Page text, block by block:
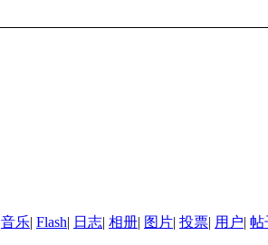
音乐| Flash| 日志| 相册| 图片| 投票| 用户| 帖